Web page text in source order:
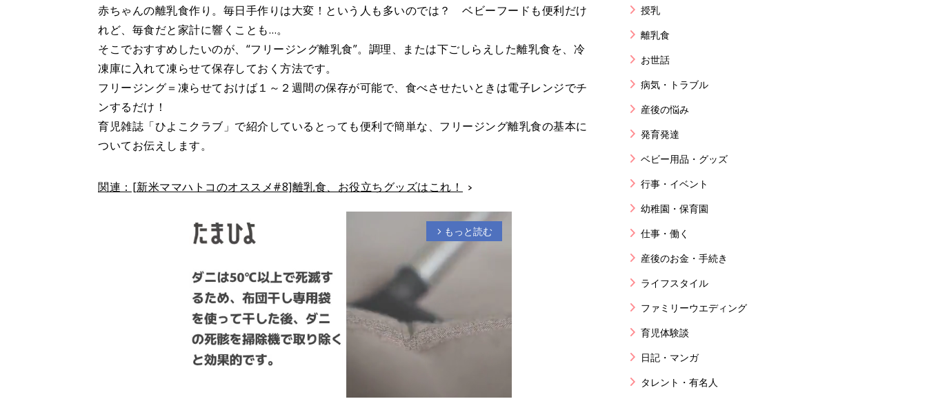
赤ちゃんの離乳食作り。毎日手作りは大変！という人も多いのでは？ ベビーフードも便利だけ
れど、毎食だと家計に響くことも…。
そこでおすすめしたいのが、“フリージング離乳食”。調理、または下ごしらえした離乳食を、冷
凍庫に入れて凍らせて保存しておく方法です。
フリージング＝凍らせておけば１～２週間の保存が可能で、食べさせたいときは電子レンジでチ
ンするだけ！
育児雑誌「ひよこクラブ」で紹介しているとっても便利で簡単な、フリージング離乳食の基本に
ついてお伝えします。
関連：[新米ママハトコのオススメ#8]離乳食、お役立ちグッズはこれ！
arrow_forward_ios もっと読む
授乳
離乳食
お世話
病気・トラブル
産後の悩み
発育発達
ベビー用品・グッズ
行事・イベント
幼稚園・保育園
仕事・働く
産後のお金・手続き
ライフスタイル
ファミリーウエディング
育児体験談
日記・マンガ
タレント・有名人